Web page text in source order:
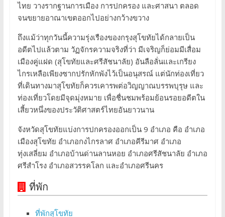
ไทย วางรากฐานการเมือง การปกครอง และศาสนา ตลอด
จนขยายอาณาเขตออกไปอย่างกว้างขวาง
ถึงแม้ว่าทุกวันนี้ความรุ่งเรืองของกรุงสุโขทัยได้กลายเป็น
อดีตไปแล้วตาม วัฏจักรความจริงที่ว่า มีเจริญก็ย่อมมีเสื่อม
เมืองคู่แฝด (สุโขทัยและศรีสัชนาลัย) อันลือลั่นและเกรียง
ไกรเหลือเพียงซากปรักหักพังไว้เป็นอนุสรณ์ แต่นักท่องเที่ยว
ที่เดินทางมาสุโขทัยก็ควรเคารพต่อวิญญาณบรรพบุรุษ และ
ท่องเที่ยวโดยมีจุดมุ่งหมาย เพื่อชื่นชมพร้อมย้อนรอยอดีตใน
เสี้ยวหนึ่งของประวัติศาสตร์ไทยอันยาวนาน
จังหวัดสุโขทัยแบ่งการปกครองออกเป็น 9 อำเภอ คือ อำเภอ
เมืองสุโขทัย อำเภอกงไกรลาศ อำเภอคีรีมาศ อำเภอ
ทุ่งเสลี่ยม อำเภอบ้านด่านลานหอย อำเภอศรีสัชนาลัย อำเภอ
ศรีสำโรง อำเภอสวรรคโลก และอำเภอศรีนคร
ที่พัก
ที่พักสุโขทัย